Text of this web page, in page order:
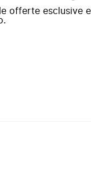
offerte esclusive